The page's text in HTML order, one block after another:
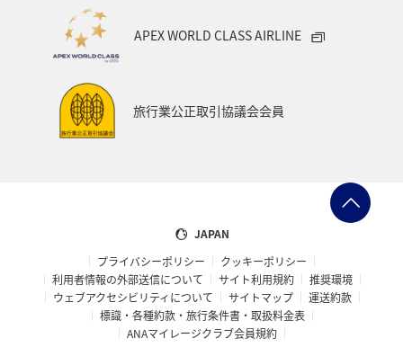
APEX WORLD CLASS AIRLINE
旅行業公正取引協議会会員
JAPAN
プライバシーポリシー
クッキーポリシー
利用者情報の外部送信について
サイト利用規約
推奨環境
ウェブアクセシビリティについて
サイトマップ
運送約款
標識・各種約款・旅行条件書・取扱料金表
ANAマイレージクラブ会員規約